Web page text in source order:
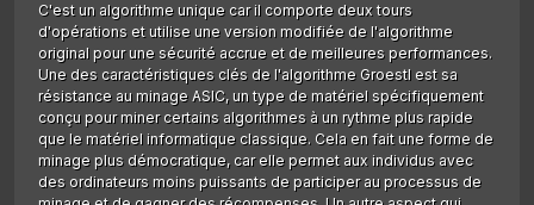
C'est un algorithme unique car il comporte deux tours
d'opérations et utilise une version modifiée de l'algorithme
original pour une sécurité accrue et de meilleures performances.
Une des caractéristiques clés de l'algorithme Groestl est sa
résistance au minage ASIC, un type de matériel spécifiquement
conçu pour miner certains algorithmes à un rythme plus rapide
que le matériel informatique classique. Cela en fait une forme de
minage plus démocratique, car elle permet aux individus avec
des ordinateurs moins puissants de participer au processus de